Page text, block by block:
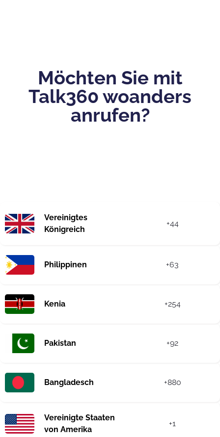
Möchten Sie mit
Talk360 woanders
anrufen?
Vereinigtes
Königreich
+44
Philippinen +63
Kenia +254
Pakistan +92
Bangladesch +880
Vereinigte Staaten
von Amerika
+1